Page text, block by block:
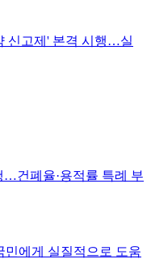
신고제' 본격 시행…실
…건폐율·용적률 특례 부
에게 실질적으로 도움